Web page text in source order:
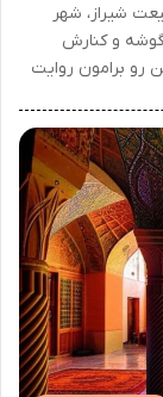
شیراز، شهر
گوشه و کنارش
رو برامون روایت